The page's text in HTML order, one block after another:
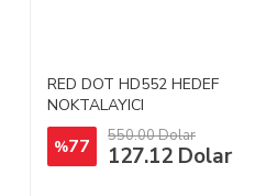
RED DOT HD552 HEDEF
NOKTALAYICI
%77 550.00 Dolar
127.12 Dolar